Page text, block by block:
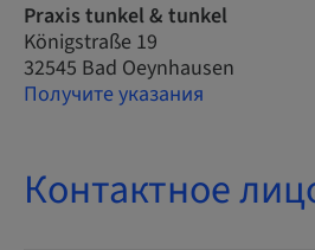
Praxis tunkel & tunkel
Königstraße 19
32545 Bad Oeynhausen
Получите указания
Контактное